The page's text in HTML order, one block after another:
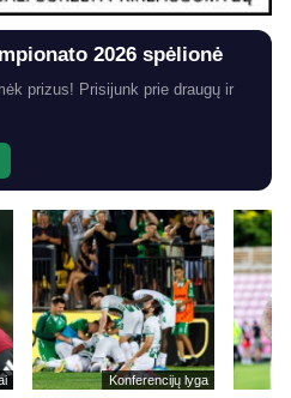
2026 spėlionė
prizus! Prisijunk prie draugų ir
Konferencijų lyga